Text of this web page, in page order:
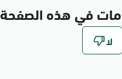
في هذه الصفحة